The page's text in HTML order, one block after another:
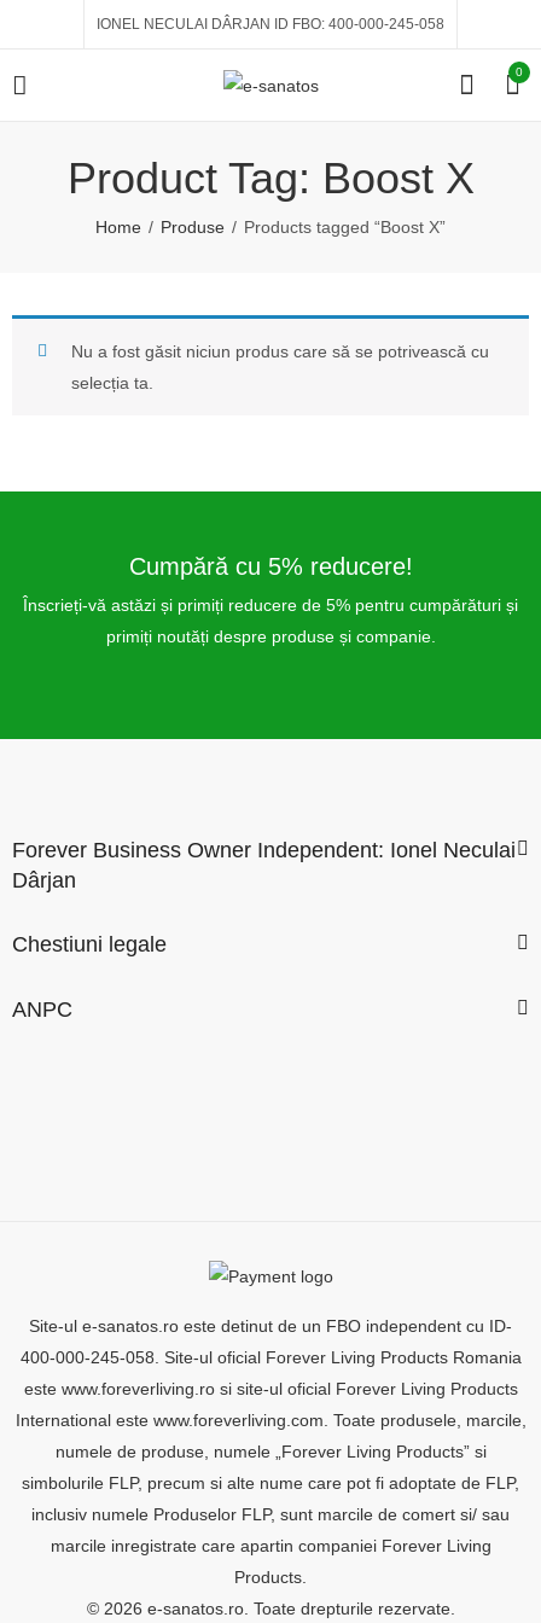
IONEL NECULAI DÂRJAN ID FBO: 400-000-245-058
0
Product Tag: Boost X
Home Produse Products tagged “Boost X”
Nu a fost găsit niciun produs care să se potrivească cu
selecția ta.
Cumpără cu 5% reducere!
Înscrieți-vă astăzi și primiți reducere de 5% pentru cumpărături și
primiți noutăți despre produse și companie.
Forever Business Owner Independent: Ionel Neculai
Dârjan
Chestiuni legale
ANPC
Site-ul e-sanatos.ro este detinut de un FBO independent cu ID-
400-000-245-058. Site-ul oficial Forever Living Products Romania
este www.foreverliving.ro si site-ul oficial Forever Living Products
International este www.foreverliving.com. Toate produsele, marcile,
numele de produse, numele „Forever Living Products” si
simbolurile FLP, precum si alte nume care pot fi adoptate de FLP,
inclusiv numele Produselor FLP, sunt marcile de comert si/ sau
marcile inregistrate care apartin companiei Forever Living
Products.
© 2026 e-sanatos.ro. Toate drepturile rezervate.